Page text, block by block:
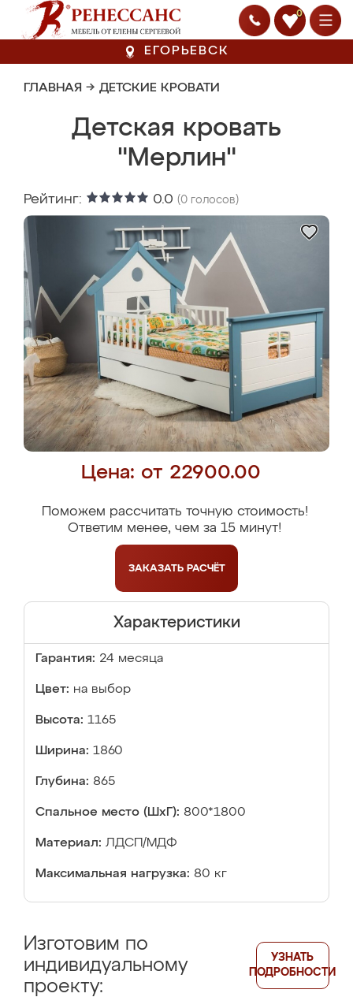
0
ЕГОРЬЕВСК
ГЛАВНАЯ → ДЕТСКИЕ КРОВАТИ
Детская кровать
"Мерлин"
Рейтинг: 0.0 (0 голосов)
Цена: от 22900.00
Поможем рассчитать точную стоимость!
Ответим менее, чем за 15 минут!
ЗАКАЗАТЬ РАСЧЁТ
Характеристики
Гарантия: 24 месяца
Цвет: на выбор
Высота: 1165
Ширина: 1860
Глубина: 865
Спальное место (ШхГ): 800*1800
Материал: ЛДСП/МДФ
Максимальная нагрузка: 80 кг
Изготовим по
индивидуальному
проекту:
УЗНАТЬ
ПОДРОБНОСТИ